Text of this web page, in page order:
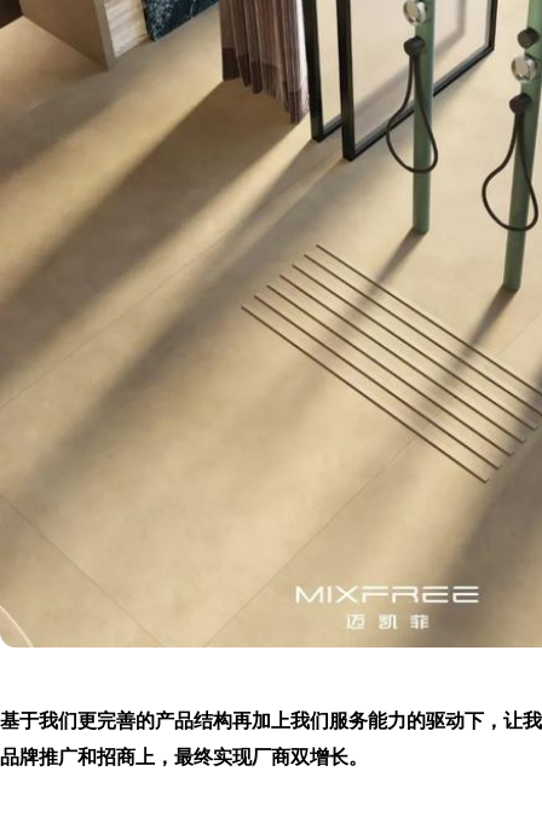
基于我们更完善的产品结构再加上我们服务能力的驱动下，让
品牌推广和招商上，最终实现厂商双增长。